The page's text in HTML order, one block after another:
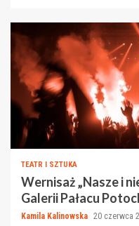
TEATR I SZTUKA
Wernisaż „Nasze i
Galerii Pałacu
Kamila Kalinowska 20 czerwca